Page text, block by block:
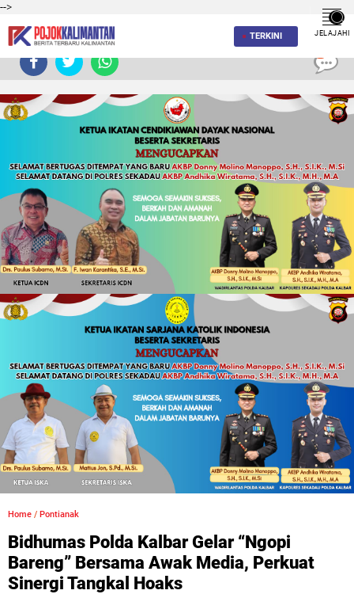
-->
TERKINI JELAJAHI
Home / Pontianak
Bidhumas Polda Kalbar Gelar “Ngopi
Bareng” Bersama Awak Media, Perkuat
Sinergi Tangkal Hoaks